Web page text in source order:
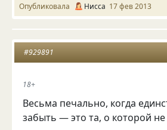
Опубликовала Нисса 17 фев 2013
#929891
18+
Весьма печально, когда
забыть — это та, о которой